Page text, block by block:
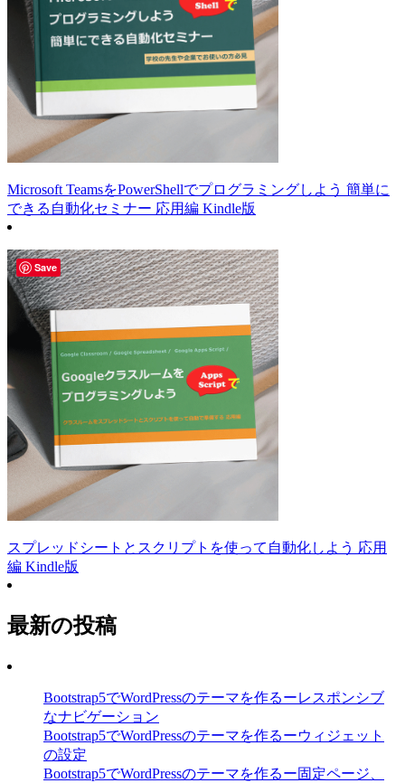
Microsoft TeamsをPowerShellでプログラミングしよう 簡単に
できる自動化セミナー 応用編 Kindle版
スプレッドシートとスクリプトを使って自動化しよう 応用
編 Kindle版
最新の投稿
Bootstrap5でWordPressのテーマを作るーレスポンシブ
なナビゲーション
Bootstrap5でWordPressのテーマを作るーウィジェット
の設定
Bootstrap5でWordPressのテーマを作るー固定ページ、
Save